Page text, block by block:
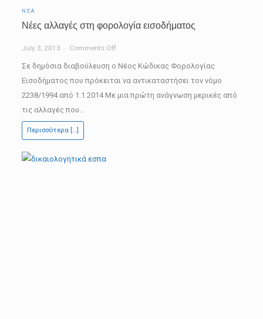
ΝΈΑ
Νέες αλλαγές στη φορολογία εισοδήματος
July 3, 2013 Comments Offon
Νέες
Σε δημόσια διαβούλευση ο Νέος Κώδικας Φορολογίας
Εισοδήματος που πρόκειται να αντικαταστήσει τον νόμο
2238/1994 από 1.1.2014 Με μια πρώτη ανάγνωση μερικές από
τις αλλαγές που…
Περισσότερα […]